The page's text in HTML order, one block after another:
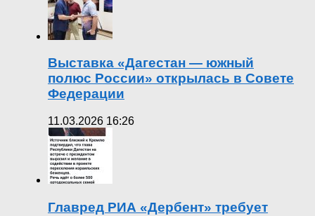
Выставка «Дагестан — южный
полюс России» открылась в Совете
Федерации
11.03.2026 16:26
Главред РИА «Дербент» требует